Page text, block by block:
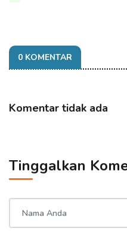
0 KOMENTAR
Komentar tidak ada
Tinggalkan